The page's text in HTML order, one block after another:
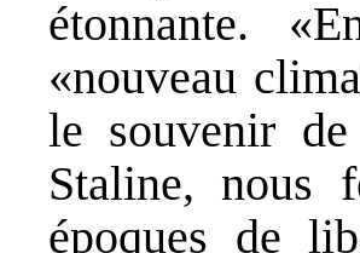
étonnante.
«nouveau
le souvenir
Staline, nous
époques de